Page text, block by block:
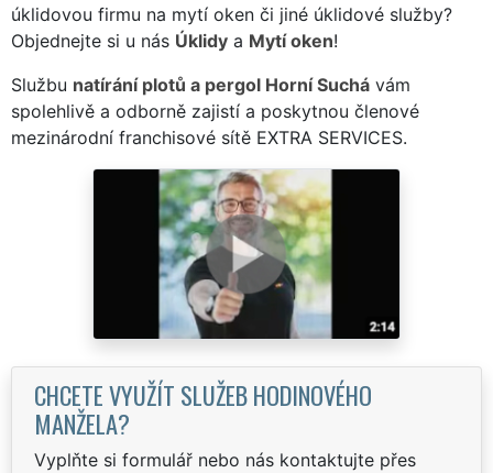
úklidovou firmu na mytí oken či jiné úklidové služby?
Objednejte si u nás Úklidy a Mytí oken!
Službu natírání plotů a pergol Horní Suchá vám
spolehlivě a odborně zajistí a poskytnou členové
mezinárodní franchisové sítě EXTRA SERVICES.
CHCETE VYUŽÍT SLUŽEB HODINOVÉHO
MANŽELA?
Vyplňte si formulář nebo nás kontaktujte přes